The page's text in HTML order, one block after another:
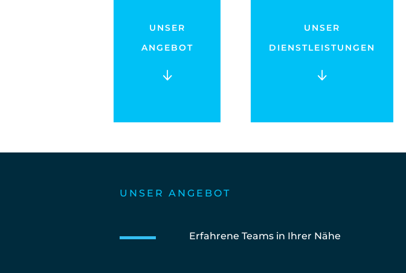
UNSER
ANGEBOT
UNSER
DIENSTLEISTUNGEN
UNSER ANGEBOT
Erfahrene Teams in Ihrer Nähe